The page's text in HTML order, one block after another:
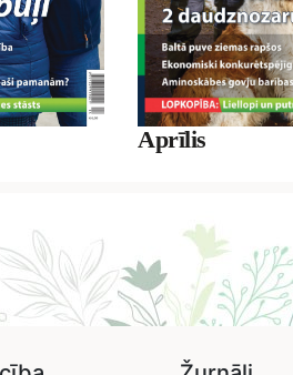
Aprīlis